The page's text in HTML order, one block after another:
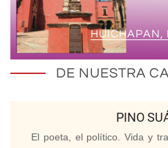
HUICHAPAN,
DE NUESTRA
PINO
El poeta, el político. Vida y